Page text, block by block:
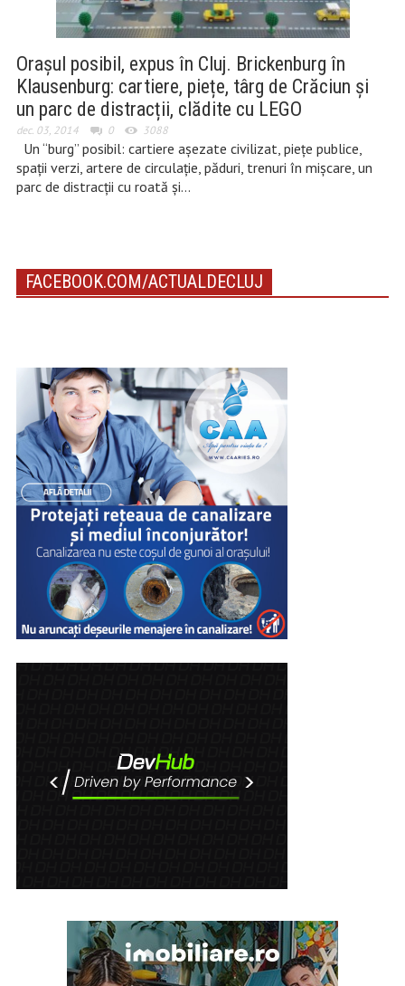
Orașul posibil, expus în Cluj. Brickenburg în
Klausenburg: cartiere, piețe, târg de Crăciun și
un parc de distracții, clădite cu LEGO
dec. 03, 2014 0 3088
Un “burg” posibil: cartiere așezate civilizat, piețe publice,
spații verzi, artere de circulație, păduri, trenuri în mișcare, un
parc de distracții cu roată și…
FACEBOOK.COM/ACTUALDECLUJ